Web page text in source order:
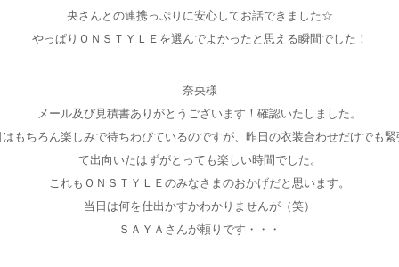
央さんとの連携っぷりに安心してお話できました☆
やっぱりＯＮＳＴＹＬＥを選んでよかったと思える瞬間でした！
奈央様
メール及び見積書ありがとうございます！確認いたしました。
はもちろん楽しみで待ちわびているのですが、昨日の衣装合わせだけでも緊
て出向いたはずがとっても楽しい時間でした。
これもＯＮＳＴＹＬＥのみなさまのおかげだと思います。
当日は何を仕出かすかわかりませんが（笑）
ＳＡＹＡさんが頼りです・・・